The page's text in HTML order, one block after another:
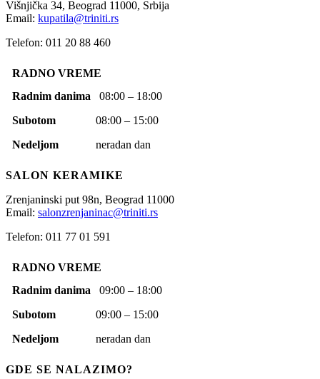
Višnjička 34, Beograd 11000, Srbija
Email: kupatila@triniti.rs
Telefon: 011 20 88 460
RADNO VREME
Radnim danima 08:00 – 18:00
Subotom 08:00 – 15:00
Nedeljom neradan dan
SALON KERAMIKE
Zrenjaninski put 98n, Beograd 11000
Email: salonzrenjaninac@triniti.rs
Telefon: 011 77 01 591
RADNO VREME
Radnim danima 09:00 – 18:00
Subotom 09:00 – 15:00
Nedeljom neradan dan
GDE SE NALAZIMO?